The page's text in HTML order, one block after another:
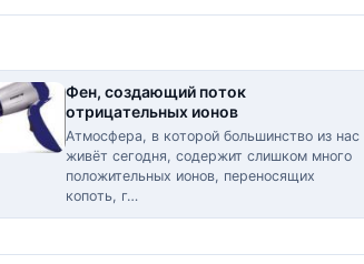
Фен, создающий поток
отрицательных ионов
Атмосфера, в которой большинство из нас
живёт сегодня, содержит слишком много
положительных ионов, переносящих
копоть, г…